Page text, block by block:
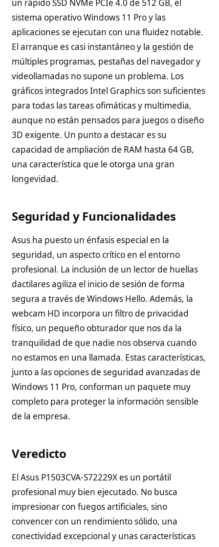
un rápido SSD NVMe PCIe 4.0 de 512 GB, el
sistema operativo Windows 11 Pro y las
aplicaciones se ejecutan con una fluidez notable.
El arranque es casi instantáneo y la gestión de
múltiples programas, pestañas del navegador y
videollamadas no supone un problema. Los
gráficos integrados Intel Graphics son suficientes
para todas las tareas ofimáticas y multimedia,
aunque no están pensados para juegos o diseño
3D exigente. Un punto a destacar es su
capacidad de ampliación de RAM hasta 64 GB,
una característica que le otorga una gran
longevidad.
Seguridad y Funcionalidades
Asus ha puesto un énfasis especial en la
seguridad, un aspecto crítico en el entorno
profesional. La inclusión de un lector de huellas
dactilares agiliza el inicio de sesión de forma
segura a través de Windows Hello. Además, la
webcam HD incorpora un filtro de privacidad
físico, un pequeño obturador que nos da la
tranquilidad de que nadie nos observa cuando
no estamos en una llamada. Estas características,
junto a las opciones de seguridad avanzadas de
Windows 11 Pro, conforman un paquete muy
completo para proteger la información sensible
de la empresa.
Veredicto
El Asus P1503CVA-S72229X es un portátil
profesional muy bien ejecutado. No busca
impresionar con fuegos artificiales, sino
convencer con un rendimiento sólido, una
conectividad excepcional y unas características